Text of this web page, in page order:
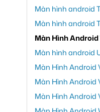
Màn hình android
Màn hình android
Màn Hình
Màn hình android
Màn Hình Android
Màn Hình Android
Màn Hình Android